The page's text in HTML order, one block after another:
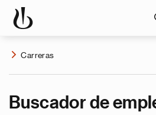
Carreras
Buscador de